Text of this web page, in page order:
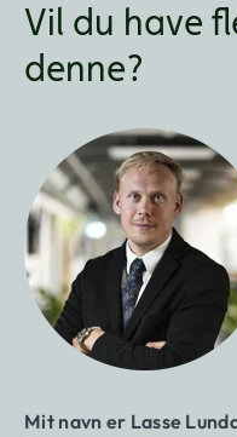
Vil du have
denne?
Mit navn er Lasse